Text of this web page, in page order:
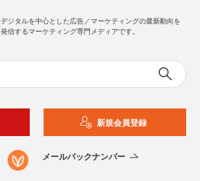
デジタルを中心とした広告／マーケティングの最新動向を
発信するマーケティング専門メディアです。
新規会員登録
メールバックナンバー